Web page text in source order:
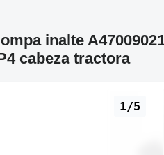
inalte
cabeza tractora
1/5